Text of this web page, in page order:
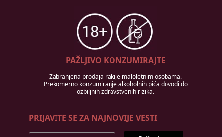
PAŽLJIVO KONZUMIRAJTE
Zabranjena prodaja rakije maloletnim osobama.
Prekomerno konzumiranje alkoholnih pića dovodi do
ozbiljnih zdravstvenih rizika.
PRIJAVITE SE ZA NAJNOVIJE VESTI